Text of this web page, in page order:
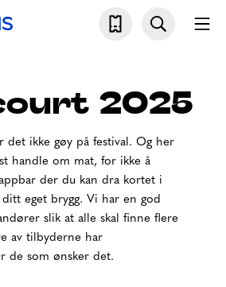
2025
det ikke gøy på festival. Og her
handle om mat, for ikke å
der du kan dra kortet i
eget brygg. Vi har en god
slik at alle skal finne flere
av tilbyderne har
de som ønsker det.